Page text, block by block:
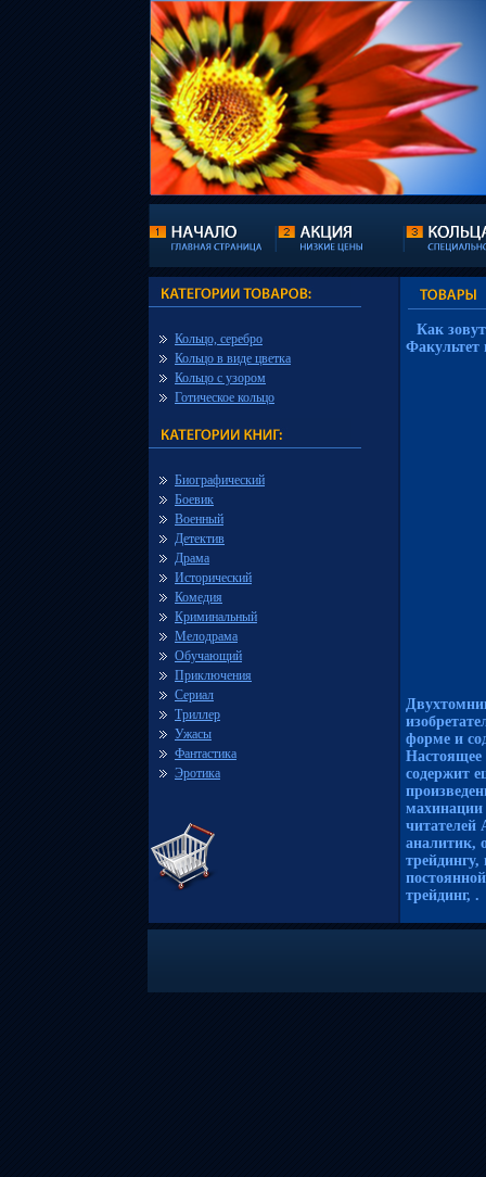
Кольцо, серебро
Кольцо в виде цветка
Кольцо с узором
Готическое кольцо
Биографический
Боевик
Военный
Детектив
Драма
Исторический
Комедия
Криминальный
Мелодрама
Обучающий
Приключения
Сериал
Триллер
Ужасы
Фантастика
Эротика
Как
Факультет
форме и
Настоящее
содержит
читателей
аналитик,
трейдинг, .